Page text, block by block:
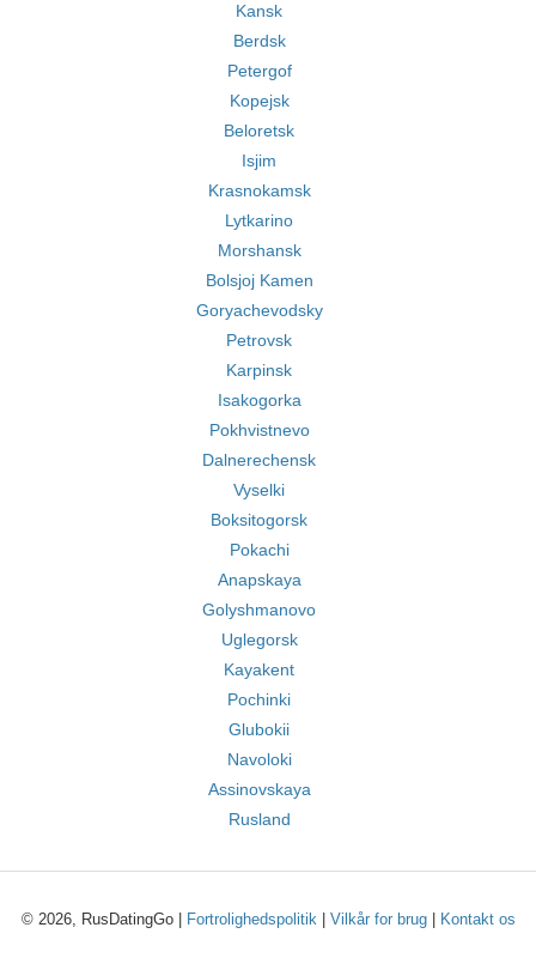
Kansk
Berdsk
Petergof
Kopejsk
Beloretsk
Isjim
Krasnokamsk
Lytkarino
Morshansk
Bolsjoj Kamen
Goryachevodsky
Petrovsk
Karpinsk
Isakogorka
Pokhvistnevo
Dalnerechensk
Vyselki
Boksitogorsk
Pokachi
Anapskaya
Golyshmanovo
Uglegorsk
Kayakent
Pochinki
Glubokii
Navoloki
Assinovskaya
Rusland
© 2026, RusDatingGo | Fortrolighedspolitik| Vilkår for brug| Kontakt os